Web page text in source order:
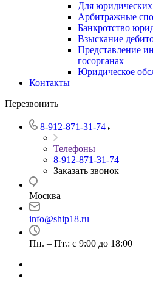
Для
Арбитражные
Банкротство
Взыскание
Представление
госорганах
Юридическое
Контакты
Перезвонить
8-912-871-31-74
Телефоны
8-912-871-31-74
Заказать звонок
Москва
info@ship18.ru
Пн. – Пт.: с 9:00 до 18:00